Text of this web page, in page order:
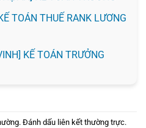
TOÁN THUẾ RANK LƯƠNG
KẾ TOÁN TRƯỞNG
. Đánh dấu liên kết thường trực.